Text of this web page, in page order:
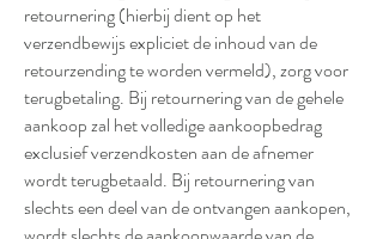
retournering (hierbij dient op het
verzendbewijs expliciet de inhoud van de
retourzending te worden vermeld), zorg voor
terugbetaling. Bij retournering van de gehele
aankoop zal het volledige aankoopbedrag
exclusief verzendkosten aan de afnemer
wordt terugbetaald. Bij retournering van
slechts een deel van de ontvangen aankopen,